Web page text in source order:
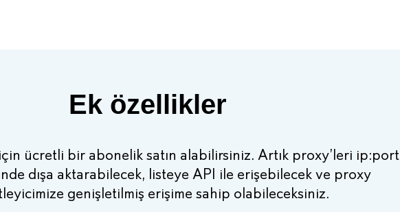
Ek özellikler
ücretli bir abonelik satın alabilirsiniz. Artık proxy’leri ip:port
dışa aktarabilecek, listeye API ile erişebilecek ve proxy
genişletilmiş erişime sahip olabileceksiniz.